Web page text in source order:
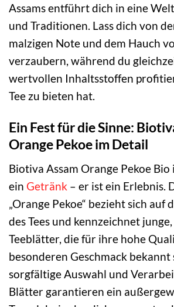
Assams entführt dich in eine
und Traditionen. Lass dich von
malzigen Note und dem Hauch
verzaubern, während du
wertvollen Inhaltsstoffen
Tee zu bieten hat.
Ein Fest für die Sinne:
Orange Pekoe im Detail
Biotiva Assam Orange Pekoe
ein Getränk – er ist ein Erlebnis.
„Orange Pekoe“ bezieht sich auf
des Tees und kennzeichnet
Teeblätter, die für ihre hohe
besonderen Geschmack bekannt
sorgfältige Auswahl und
Blätter garantieren ein